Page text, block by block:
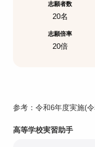
志願者数
20名
志願倍率
20倍
参考：令和6年度実施(
高等学校実習助手